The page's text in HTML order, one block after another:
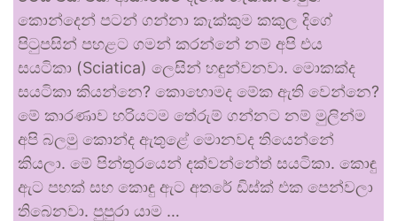
කොන්දෙන් පටන් ගන්නා කැක්කුම කකුල දිගේ
පිටුපසින් පහළට ගමන් කරන්නේ නම් අපි එය
සයටිකා (Sciatica) ලෙසින් හඳුන්වනවා. මොකක්ද
සයටිකා කියන්නෙ? කොහොමද මේක ඇති වෙන්නෙ?
මේ කාරණාව හරියටම තේරුම් ගන්නට නම් මුලින්ම
අපි බලමු කොන්ද ඇතුළේ මොනවද තියෙන්නේ
කියලා. මේ පින්තූරයෙන් දක්වන්නේත් සයටිකා. කොඳු
ඇට පහක් සහ කොඳු ඇට අතරේ ඩිස්ක් එක පෙන්වලා
තිබෙනවා. පුපුරා යාම …